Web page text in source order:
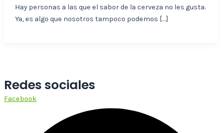
Hay personas a las que el sabor de la cerveza no les gusta.
Ya, es algo que nosotros tampoco podemos […]
Redes sociales
Facebook